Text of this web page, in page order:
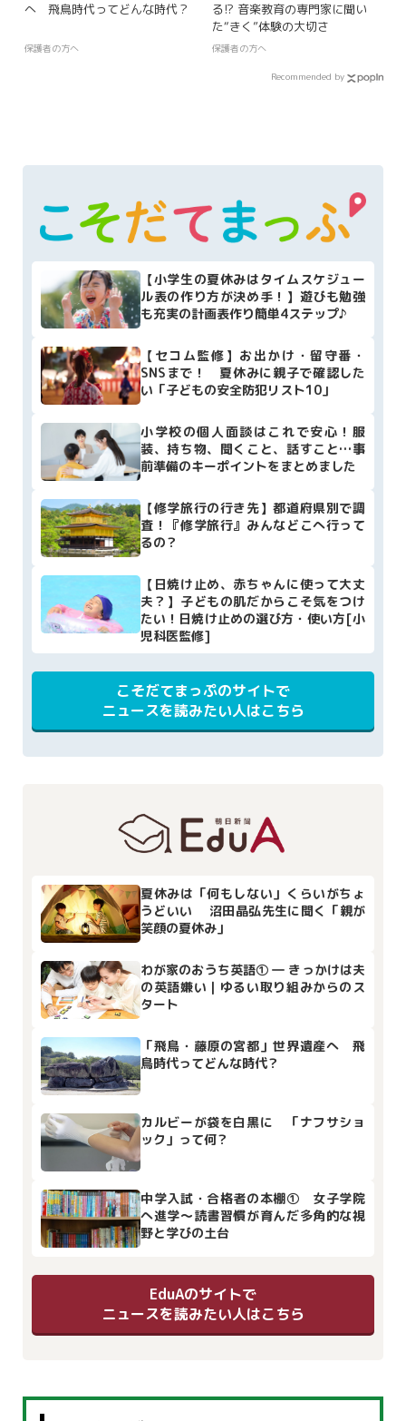
へ 飛鳥時代ってどんな時代？
保護者の方へ
る!? 音楽教育の専門家に聞い
た“きく”体験の大切さ
保護者の方へ
Recommended by
【小学生の夏休みはタイムスケジュー
ル表の作り方が決め手！】遊びも勉強
も充実の計画表作り簡単4ステップ♪
【セコム監修】お出かけ・留守番・
SNSまで！ 夏休みに親子で確認した
い「子どもの安全防犯リスト10」
小学校の個人面談はこれで安心！服
装、持ち物、聞くこと、話すこと…事
前準備のキーポイントをまとめました
【修学旅行の行き先】都道府県別で調
査！『修学旅行』みんなどこへ行って
るの？
【日焼け止め、赤ちゃんに使って大丈
夫？】子どもの肌だからこそ気をつけ
たい！日焼け止めの選び方・使い方[小
児科医監修]
こそだてまっぷのサイトで
ニュースを読みたい人はこちら
夏休みは「何もしない」くらいがちょ
うどいい 沼田晶弘先生に聞く「親が
笑顔の夏休み」
わが家のおうち英語① ― きっかけは夫
の英語嫌い｜ゆるい取り組みからのス
タート
「飛鳥・藤原の宮都」世界遺産へ 飛
鳥時代ってどんな時代？
カルビーが袋を白黒に 「ナフサショ
ック」って何？
中学入試・合格者の本棚① 女子学院
へ進学～読書習慣が育んだ多角的な視
野と学びの土台
EduAのサイトで
ニュースを読みたい人はこちら